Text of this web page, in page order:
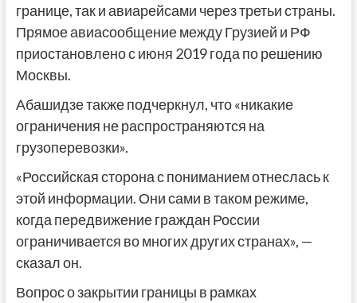
границе, так и авиарейсами через третьи страны.
Прямое авиасообщение между Грузией и РФ
приостановлено с июня 2019 года по решению
Москвы.
Абашидзе также подчеркнул, что «никакие
ограничения не распространяются на
грузоперевозки».
«Российская сторона с пониманием отнеслась к
этой информации. Они сами в таком режиме,
когда передвижение граждан России
ограничивается во многих других странах», —
сказал он.
Вопрос о закрытии границы в рамках